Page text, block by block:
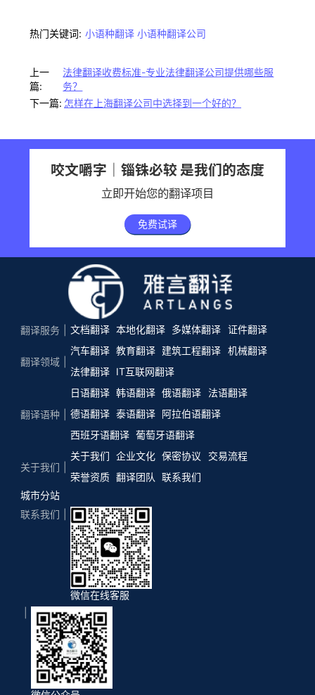
热门关键词: 小语种翻译 小语种翻译公司
上一
篇:
法律翻译收费标准-专业法律翻译公司提供哪些服
务？
下一篇: 怎样在上海翻译公司中选择到一个好的？
咬文嚼字｜锱铢必较 是我们的态度
立即开始您的翻译项目
免费试译
翻译服务 文档翻译 本地化翻译 多媒体翻译 证件翻译
翻译领域
汽车翻译 教育翻译 建筑工程翻译 机械翻译
法律翻译
IT互联网翻译
翻译语种
日语翻译 韩语翻译 俄语翻译
法语翻译
德语翻译 泰语翻译 阿拉伯语翻译
西班牙语翻译 葡萄牙语翻译
关于我们
关于我们 企业文化 保密协议
交易流程
荣誉资质 翻译团队
联系我们
城市分站
联系我们
微信在线客服